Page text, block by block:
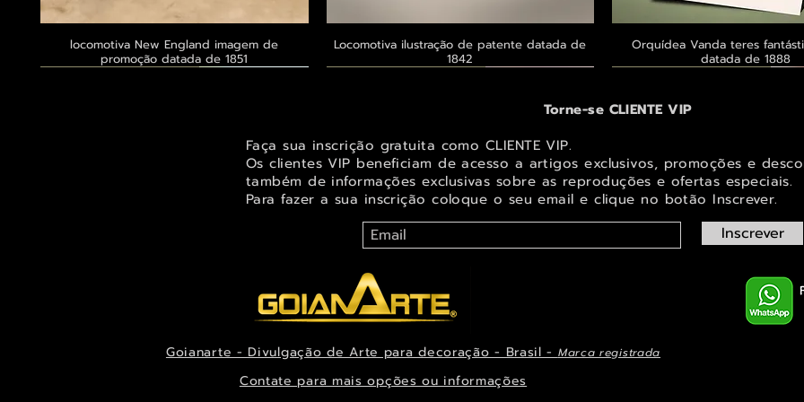
Visualização rápida
locomotiva New England imagem de
promoção datada de 1851
Visualização rápida
Locomotiva ilustração de patente datada de
1842
Visualização rápida
Orquídea Vanda teres
datada de 1888
Visualização rápida
Orquídea Odontoglossum insleayi splendens
Visualização rápida
Orquídeas Masdevallia shuttleworthii e
Orquídea Laelia autumnalis, rara
Visualização rápida
Belíssima pintura de Fada dos jardins para
Visualização rápida
Ternurenta imagem de Fada Bebê para
Belíssima imagem de Fada das
Visualização rápida
Belíssima imagem de Fada das árvores para
Visualização rápida
Alegre imagem de Fada e elfo para decorar
Belíssima imagem de Fada das
Torne-se CLIENTE VIP
Faça sua inscrição gratuita como CLIENTE VIP.
Os clientes VIP beneficiam de acesso a artigos exclusivos, promoções e
também de informações exclusivas sobre as reproduções e ofertas especiais.
Para fazer a sua inscrição coloque o seu email e clique no botão Inscrever.
Inscrever
Goianarte - Divulgação de Arte para decoração - Brasil - Marca registrada
Contate para mais opções ou informações